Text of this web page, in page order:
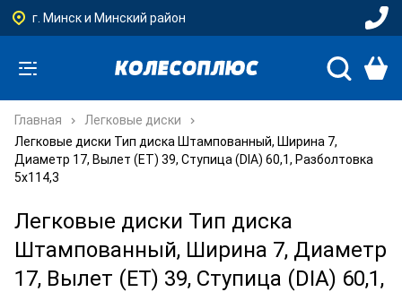
г. Минск и Минский район
Главная
Легковые диски
Легковые диски Тип диска Штампованный, Ширина 7,
Диаметр 17, Вылет (ET) 39, Ступица (DIA) 60,1, Разболтовка
5x114,3
Легковые диски Тип диска
Штампованный, Ширина 7, Диаметр
17, Вылет (ET) 39, Ступица (DIA) 60,1,